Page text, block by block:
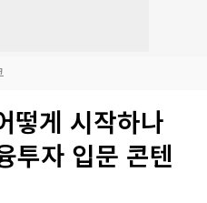
떻게 시작하나
투자 입문 콘텐